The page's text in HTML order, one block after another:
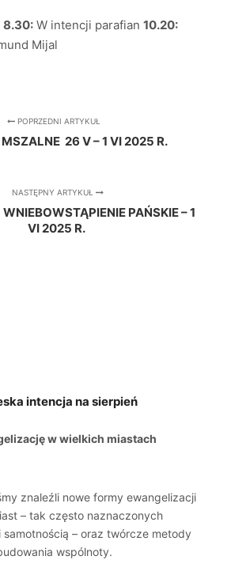
8.30: W intencji parafian 10.20:
Mijal
POPRZEDNI ARTYKUŁ
26 V – 1 VI 2025 R.
NASTĘPNY ARTYKUŁ
PAŃSKIE – 1
VI 2025 R.
intencja na sierpień
w wielkich miastach
znaleźli nowe formy ewangelizacji
– tak często naznaczonych
samotnością – oraz twórcze metody
wspólnoty.